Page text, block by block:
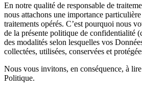
En notre qualité de responsable de
nous attachons une importance
traitements opérés. C’est pourquoi nous
de la présente politique de confidentialité
des modalités selon lesquelles vos
collectées, utilisées, conservées et
Nous vous invitons, en conséquence, à
Politique.